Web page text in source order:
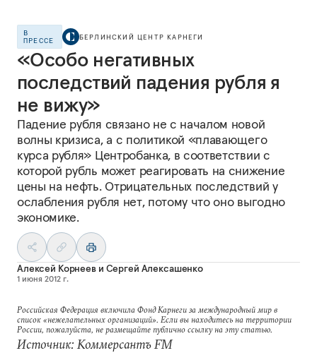
В
ПРЕССЕ
БЕРЛИНСКИЙ ЦЕНТР КАРНЕГИ
«Особо негативных
последствий падения рубля я
не вижу»
Падение рубля связано не с началом новой
волны кризиса, а с политикой «плавающего
курса рубля» Центробанка, в соответствии с
которой рубль может реагировать на снижение
цены на нефть. Отрицательных последствий у
ослабления рубля нет, потому что оно выгодно
экономике.
Алексей Корнееви Сергей Алексашенко
1 июня 2012 г.
Российская Федерация включила Фонд Карнеги за международный мир в
список «нежелательных организаций». Если вы находитесь на территории
России, пожалуйста, не размещайте публично ссылку на эту статью.
Источник: Коммерсантъ FM